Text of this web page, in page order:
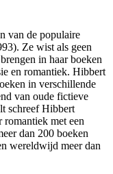
van de populaire
Ze wist als geen
in haar boeken
en romantiek. Hibbert
in verschillende
van oude fictieve
schreef Hibbert
met een
dan 200 boeken
wereldwijd meer dan